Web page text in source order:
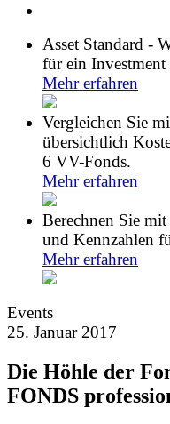
Asset Standard -
für ein Investment
Mehr erfahren
Vergleichen Sie
übersichtlich
6 VV-Fonds.
Mehr erfahren
Berechnen Sie
und Kennzahlen
Mehr erfahren
Events
25. Januar 2017
Die Höhle der
FONDS